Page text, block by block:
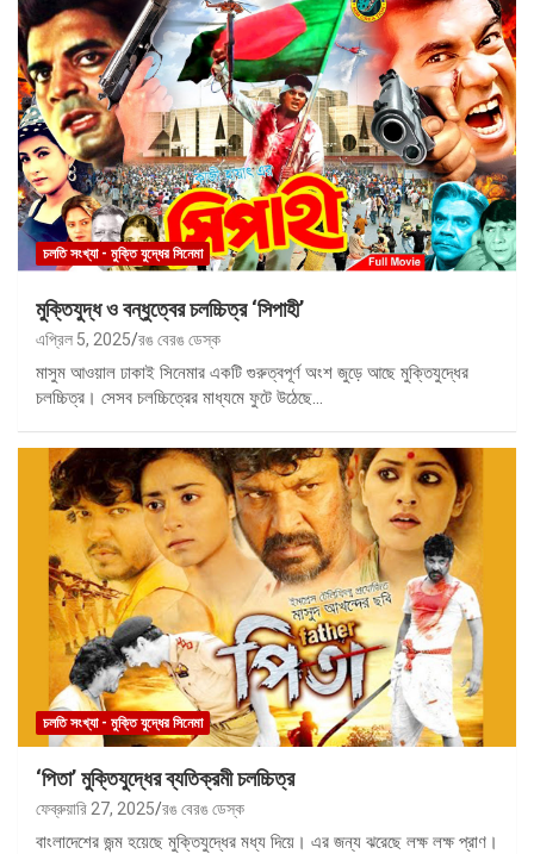
চলতি সংখ্যা - মুক্তি যুদ্ধের সিনেমা
মুক্তিযুদ্ধ ও বন্ধুত্বের চলচ্চিত্র ‘সিপাহী’
এপ্রিল 5, 2025 রঙ বেরঙ ডেস্ক
মাসুম আওয়াল ঢাকাই সিনেমার একটি গুরুত্বপূর্ণ অংশ জুড়ে আছে মুক্তিযুদ্ধের
চলচ্চিত্র। সেসব চলচ্চিত্রের মাধ্যমে ফুটে উঠেছে…
চলতি সংখ্যা - মুক্তি যুদ্ধের সিনেমা
‘পিতা’ মুক্তিযুদ্ধের ব্যতিক্রমী চলচ্চিত্র
ফেব্রুয়ারি 27, 2025 রঙ বেরঙ ডেস্ক
বাংলাদেশের জন্ম হয়েছে মুক্তিযুদ্ধের মধ্য দিয়ে। এর জন্য ঝরেছে লক্ষ লক্ষ প্রাণ।